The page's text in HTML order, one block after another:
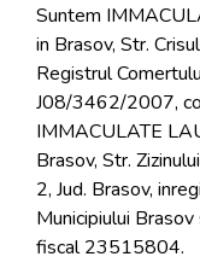
Suntem
in Brasov, Str.
Registrul
J08/3462/2007,
IMMACULATE
Brasov, Str.
2, Jud. Brasov,
Municipiului
fiscal 23515804.